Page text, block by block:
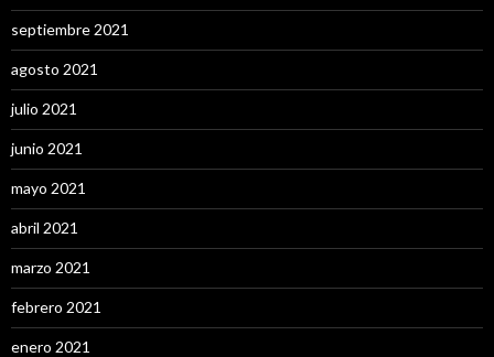
septiembre 2021
agosto 2021
julio 2021
junio 2021
mayo 2021
abril 2021
marzo 2021
febrero 2021
enero 2021